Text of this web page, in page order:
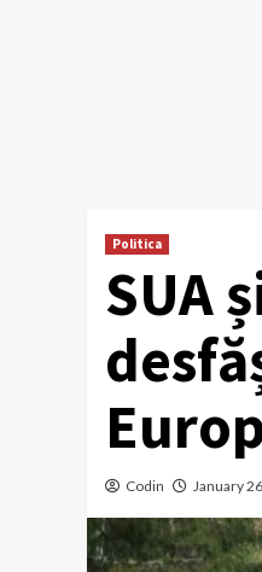
Politica
SUA
Codin January